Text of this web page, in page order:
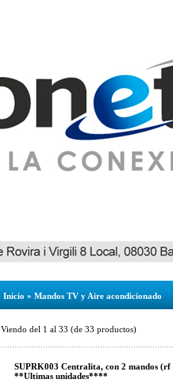
Inicio » Mandos TV y Aire acondicionado
Viendo del 1 al 33 (de 33 productos)
SUPRK003 Centralita, con 2 mandos
**Ultimas unidades****